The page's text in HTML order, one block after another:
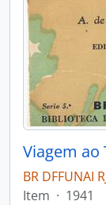
BR DFFUNAI
Item · 1941